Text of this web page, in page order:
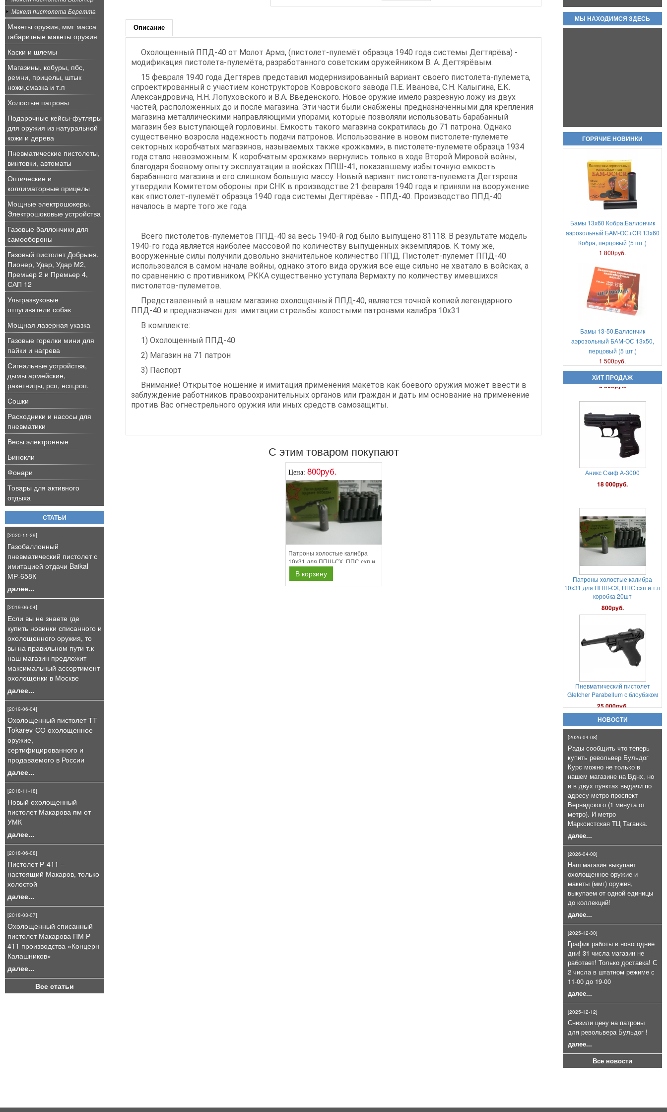
Макет пистолета Беретта
Макеты оружия, ммг масса
габаритные макеты оружия
Каски и шлемы
Магазины, кобуры, пбс,
ремни, прицелы, штык
ножи,смазка и т.п
Холостые патроны
Подарочные кейсы-футляры
для оружия из натуральной
кожи и дерева
Пневматические пистолеты,
винтовки, автоматы
Оптические и
коллиматорные прицелы
Мощные электрошокеры.
Электрошоковые устройства
Газовые баллончики для
самообороны
Газовый пистолет Добрыня,
Пионер, Удар, Удар М2,
Премьер 2 и Премьер 4,
САП 12
Ультразвуковые
отпугиватели собак
Мощная лазерная указка
Газовые горелки мини для
пайки и нагрева
Сигнальные устройства,
дымы армейские,
ракетницы, рсп, нсп,роп.
Сошки
Расходники и насосы для
пневматики
Весы электронные
Бинокли
Фонари
Товары для активного
отдыха
СТАТЬИ
[2020-11-29]
Газобаллонный
пневматический пистолет с
имитацией отдачи Baikal
МР-658К
далее...
[2019-06-04]
Если вы не знаете где
купить новинки списанного и
охолощенного оружия, то
вы на правильном пути т.к
наш магазин предложит
максимальный ассортимент
охолощенки в Москве
далее...
[2019-06-04]
Охолощенный пистолет ТТ
Tokarev-СО охолощенное
оружие,
сертифицированного и
продаваемого в России
далее...
[2018-11-18]
Новый охолощенный
пистолет Макарова пм от
УМК
далее...
[2018-06-08]
Пистолет Р-411 –
настоящий Макаров, только
холостой
далее...
[2018-03-07]
Охолощенный списанный
пистолет Макарова ПМ Р
411 производства «Концерн
Калашников»
далее...
Все статьи
МЫ НАХОДИМСЯ ЗДЕСЬ
ГОРЯЧИЕ НОВИНКИ
Бамы 13х60 Кобра.Баллончик
аэрозольный БАМ-ОС+CR 13x60
Кобра, перцовый (5 шт.)
1 800руб.
Бамы 13-50.Баллончик
аэрозольный БАМ-ОС 13x50,
перцовый (5 шт.)
1 500руб.
ХИТ ПРОДАЖ
Холостые патроны -свето
звуковые 7,62х39 цена за пачку
950руб.
Пневматический пистолет Аникс
А-112 (Anics A-112)
Аэрозольный газовый пистолет
Удар-М2
6 000руб.
Аникс Скиф А-3000
18 000руб.
Патроны холостые калибра
10х31 для ППШ-СХ, ППС схп и т.п
коробка 20шт
800руб.
Gletcher Parabellum с блоубэком
25 000руб.
Патроны сигнальные Hilti
Коричневые к LOM-S и Сталкеру
(100 шт)
7 000руб.
Газовый баллончик Black OS+CS
75мл очень эффективный
800руб.
Патроны сигнальные 4 калибра
9Х22мм пачка 20шт
НОВОСТИ
[2026-04-08]
Рады сообщить что теперь
купить револьвер Бульдог
Курс можно не только в
нашем магазине на Вднх, но
и в двух пунктах выдачи по
адресу метро проспект
Вернадского (1 минута от
метро). И метро
Марксистская ТЦ Таганка.
далее...
[2026-04-08]
Наш магазин выкупает
охолощенное оружие и
макеты (ммг) оружия,
выкупаем от одной единицы
до коллекций!
далее...
[2025-12-30]
График работы в новогодние
дни! 31 числа магазин не
работает! Только доставка! С
2 числа в штатном режиме с
11-00 до 19-00
далее...
[2025-12-12]
Снизили цену на патроны
для револьвера Бульдог !
далее...
Все новости
коробка 20шт
Описание
Охолощенный ППД-40 от Молот Армз, (пистолет-пулемёт образца 1940 года системы Дегтярёва) -
модификация пистолета-пулемёта, разработанного советским оружейником В. А. Дегтярёвым.
15 февраля 1940 года Дегтярев представил модернизированный вариант своего пистолета-пулемета,
спроектированный с участием конструкторов Ковровского завода П.Е. Иванова, С.Н. Калыгина, Е.К.
Александровича, Н.Н. Лопуховского и В.А. Введенского. Новое оружие имело разрезную ложу из двух
частей, расположенных до и после магазина. Эти части были снабжены предназначенными для крепления
магазина металлическими направляющими упорами, которые позволяли использовать барабанный
магазин без выступающей горловины. Емкость такого магазина сократилась до 71 патрона. Однако
существенно возросла надежность подачи патронов. Использование в новом пистолете-пулемете
секторных коробчатых магазинов, называемых также «рожками», в пистолете-пулемете образца 1934
года стало невозможным. К коробчатым «рожкам» вернулись только в ходе Второй Мировой войны,
благодаря боевому опыту эксплуатации в войсках ППШ-41, показавшему избыточную емкость
барабанного магазина и его слишком большую массу. Новый вариант пистолета-пулемета Дегтярева
утвердили Комитетом обороны при СНК в производстве 21 февраля 1940 года и приняли на вооружение
как «пистолет-пулемёт образца 1940 года системы Дегтярёва» - ППД-40. Производство ППД-40
началось в марте того же года.
Всего пистолетов-пулеметов ППД-40 за весь 1940-й год было выпущено 81118. В результате модель
1940-го года является наиболее массовой по количеству выпущенных экземпляров. К тому же,
вооруженные силы получили довольно значительное количество ППД. Пистолет-пулемет ППД-40
использовался в самом начале войны, однако этого вида оружия все еще сильно не хватало в войсках, а
по сравнению с противником, РККА существенно уступала Вермахту по количеству имевшихся
пистолетов-пулеметов.
Представленный в нашем магазине охолощенный ППД-40, является точной копией легендарного
ППД-40 и предназначен для имитации стрельбы холостыми патронами калибра 10х31
В комплекте:
1) Охолощенный ППД-40
2) Магазин на 71 патрон
3) Паспорт
Внимание! Открытое ношение и имитация применения макетов как боевого оружия может ввести в
заблуждение работников правоохранительных органов или граждан и дать им основание на применение
против Вас огнестрельного оружия или иных средств самозащиты.
С этим товаром покупают
Цена: 800руб.
Патроны холостые калибра
10х31 для ППШ-СХ, ППС схп и
т.п коробка 20шт
В корзину